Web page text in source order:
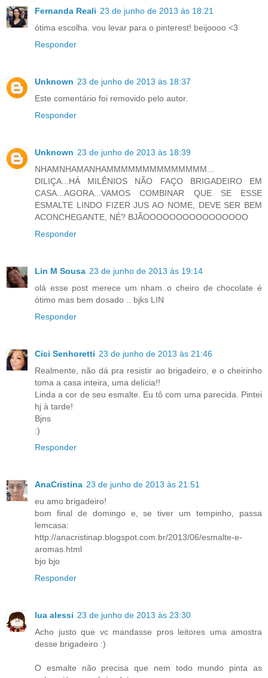
Fernanda Reali 23 de junho de 2013 às 18:21
ótima escolha. vou levar para o pinterest! beijoooo <3
Responder
Unknown 23 de junho de 2013 às 18:37
Este comentário foi removido pelo autor.
Responder
Unknown 23 de junho de 2013 às 18:39
NHAMNHAMANHAMMMMMMMMMMMMMM...
DILIÇA...HÁ MILÊNIOS NÃO FAÇO BRIGADEIRO EM
CASA...AGORA...VAMOS COMBINAR QUE SE ESSE
ESMALTE LINDO FIZER JUS AO NOME, DEVE SER BEM
ACONCHEGANTE, NÉ? BJÃOOOOOOOOOOOOOOOO
Responder
Lin M Sousa 23 de junho de 2013 às 19:14
olá esse post merece um nham..o cheiro de chocolate é
ótimo mas bem dosado .. bjks LIN
Responder
Cici Senhoretti 23 de junho de 2013 às 21:46
Realmente, não dá pra resistir ao brigadeiro, e o cheirinho
toma a casa inteira, uma delícia!!
Linda a cor de seu esmalte. Eu tô com uma parecida. Pintei
hj à tarde!
Bjns
:)
Responder
AnaCristina 23 de junho de 2013 às 21:51
eu amo brigadeiro!
bom final de domingo e, se tiver um tempinho, passa
lemcasa:
http://anacristinap.blogspot.com.br/2013/06/esmalte-e-
aromas.html
bjo bjo
Responder
lua alessi 23 de junho de 2013 às 23:30
Acho justo que vc mandasse pros leitores uma amostra
desse brigadeiro :)
O esmalte não precisa que nem todo mundo pinta as